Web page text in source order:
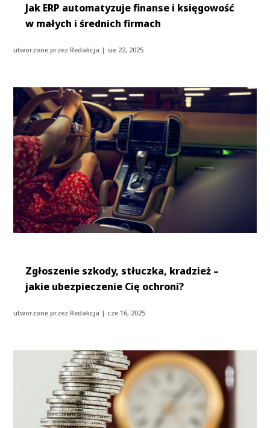
Jak ERP automatyzuje finanse i księgowość
w małych i średnich firmach
utworzone przezRedakcja | sie 22, 2025
Zgłoszenie szkody, stłuczka, kradzież –
jakie ubezpieczenie Cię ochroni?
utworzone przezRedakcja | cze 16, 2025